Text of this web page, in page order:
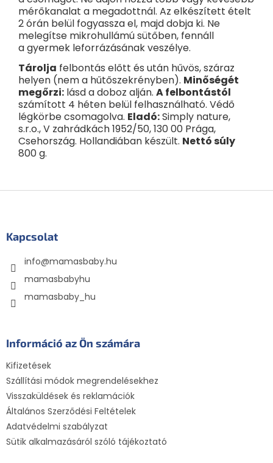
mérőkanalat a megadottnál. Az elkészített ételt
2 órán belül fogyassza el, majd dobja ki. Ne
melegítse mikrohullámú sütőben, fennáll
a gyermek leforrázásának veszélye.
Tárolja felbontás előtt és után hűvös, száraz
helyen (nem a hűtőszekrényben). Minőségét
megőrzi: lásd a doboz alján. A felbontástól
számított 4 héten belül felhasználható. Védő
légkörbe csomagolva. Eladó:Simply nature,
s.r.o., V zahrádkách 1952/50, 130 00 Prága,
Csehország. Hollandiában készült. Nettó súly
800 g.
Kapcsolat
info@mamasbaby.hu
mamasbabyhu
mamasbaby_hu
Információ az Ön számára
Kifizetések
Szállítási módok megrendelésekhez
Visszaküldések és reklamációk
Általános Szerződési Feltételek
Adatvédelmi szabályzat
Sütik alkalmazásáról szóló tájékoztató